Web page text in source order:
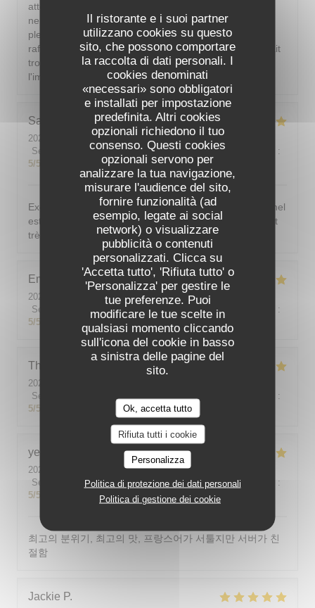
Il ristorante e i suoi partner
utilizzano cookies su questo
sito, che possono comportare
la raccolta di dati personali. I
cookies denominati
«necessari» sono obbligatori
e installati per impostazione
predefinita. Altri cookies
opzionali richiedono il tuo
consenso. Questi cookies
opzionali servono per
analizzare la tua navigazione,
misurare l'audience del sito,
fornire funzionalità (ad
esempio, legate ai social
network) o visualizzare
pubblicità o contenuti
personalizzati. Clicca su
'Accetta tutto', 'Rifiuta tutto' o
'Personalizza' per gestire le
tue preferenze. Puoi
modificare le tue scelte in
qualsiasi momento cliccando
sull'icona del cookie in basso
a sinistra delle pagine del
sito.
Ok, accetta tutto
Rifiuta tutti i cookie
Personalizza
Politica di protezione dei dati personali
Politica di gestione dei cookie
attentionné est venu encaisser et, après le malentendu,
ne s'est même pas excusé correctement. De plus, en
plein été parisien, il est indispensable de pouvoir se
rafraîchir ; si la climatisation n'est pas possible, il faudrait
trouver une autre solution. J'aimerais dîner sans avoir
l'impression d'être dans un sauna.
Sarah-Lou
2026-08-03
- 19:30 - Ospiti 4
Servizio
Atmosfera: 5 /5 Cucina : 5/5 Qualità / Prezzo
:
5/5
Excellent ! Tout est délicieux, bien présentés, le personnel
est vraiment au top : accueillant, souriant, attentionné et
très professionnel. Je recommande sans hésiter !
Emilie
2026-08-05
- 20:30 - Ospiti 2
Servizio
Atmosfera: 5 /5 Cucina: 5/5 Qualità / Prezzo
:
5/5
Theo
2026-08-01
Servizio
Atmosfera: 5/5 Cucina: 5/5
:
5/5
yeonghun
2026-08-03
- 19:00 - Ospiti 4
Servizio
/5 Atmosfera: 5/5 Cucina : 5/5 Qualità / Prezzo
:
5/5
최고의 분위기, 최고의 맛, 프랑스어가 서툴지만 서버가 친
절함
Jackie P